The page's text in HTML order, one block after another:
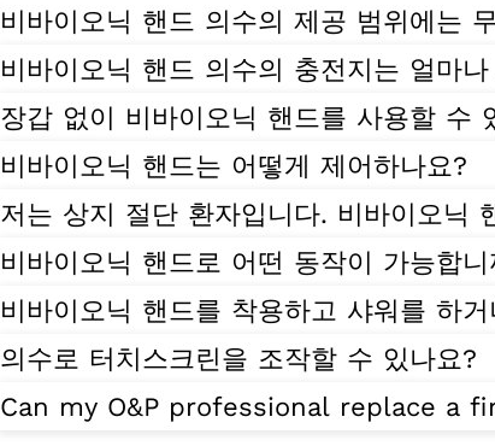
비바이오닉 핸드 의수의 제공 범위에는
비바이오닉 핸드 의수의 충전지는 얼마
장갑 없이 비바이오닉 핸드를 사용할 수
비바이오닉 핸드는 어떻게 제어하나요?
저는 상지 절단 환자입니다. 비바이오닉
비바이오닉 핸드로 어떤 동작이 가능합니
비바이오닉 핸드를 착용하고 샤워를 하
의수로 터치스크린을 조작할 수 있나요?
Can my O&P professional replace a